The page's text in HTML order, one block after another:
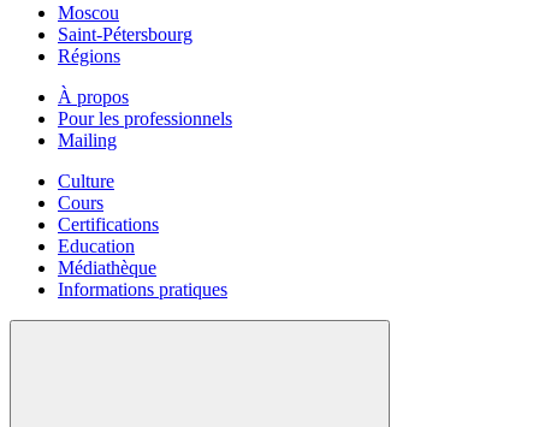
Moscou
Saint-Pétersbourg
Régions
À propos
Pour les professionnels
Mailing
Culture
Cours
Certifications
Education
Médiathèque
Informations pratiques